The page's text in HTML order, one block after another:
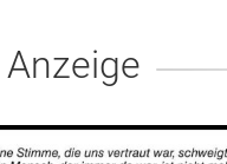
Anzeige